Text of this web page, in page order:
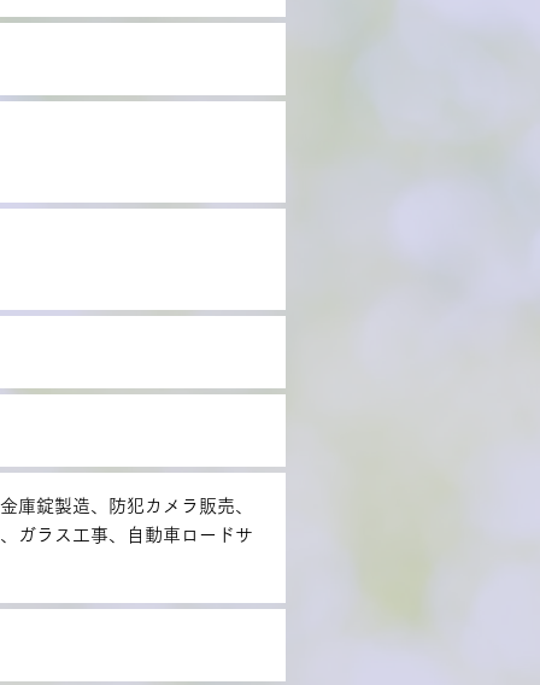
庫錠製造、防犯カメラ販売、
ガラス工事、自動車ロードサ